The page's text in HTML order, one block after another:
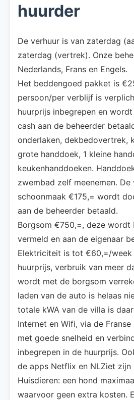
huurder
De verhuur is van zaterdag
zaterdag (vertrek). Onze
Nederlands, Frans en Engels.
Het beddengoed pakket is
persoon/per verblijf is
huurprijs inbegrepen en
cash aan de beheerder
onderlaken, dekbedovertrek,
grote handdoek, 1 kleine
keukenhanddoeken.
zwembad zelf meenemen.
schoonmaak €175,= wordt
aan de beheerder betaald.
Borgsom €750,=, deze wordt
vermeld en aan de eigenaar
Elektriciteit is tot €60,=/week
huurprijs, verbruik van meer
wordt met de borgsom
laden van de auto is helaas
totale kWA van de villa is
Internet en Wifi, via de
met goede snelheid en
inbegrepen in de huurprijs.
de apps Netflix en NLZiet zijn
Huisdieren: een hond
waarvoor geen extra kosten.